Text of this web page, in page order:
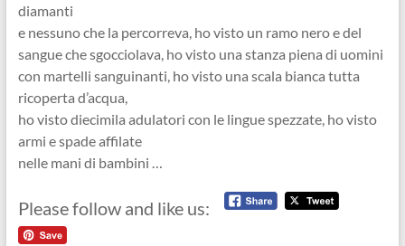
diamanti
e nessuno che la percorreva, ho visto un ramo nero e del
sangue che sgocciolava, ho visto una stanza piena di uomini
con martelli sanguinanti, ho visto una scala bianca tutta
ricoperta d’acqua,
ho visto diecimila adulatori con le lingue spezzate, ho visto
armi e spade affilate
nelle mani di bambini …
Please follow and like us: